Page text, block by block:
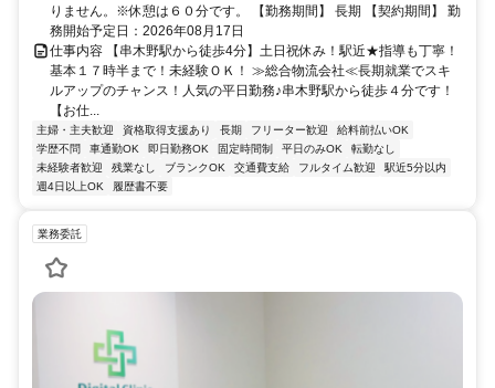
りません。※休憩は６０分です。 【勤務期間】 長期 【契約期間】 勤
務開始予定日：2026年08月17日
仕事内容 【串木野駅から徒歩4分】土日祝休み！駅近★指導も丁寧！
基本１７時半まで！未経験ＯＫ！ ≫総合物流会社≪長期就業でスキ
ルアップのチャンス！人気の平日勤務♪串木野駅から徒歩４分です！
【お仕...
主婦・主夫歓迎 資格取得支援あり 長期 フリーター歓迎
給料前払いOK
学歴不問
車通勤OK 即日勤務OK 固定時間制 平日のみOK
転勤なし
未経験者歓迎
残業なし ブランクOK 交通費支給 フルタイム歓迎
駅近5分以内
週4日以上OK
履歴書不要
業務委託